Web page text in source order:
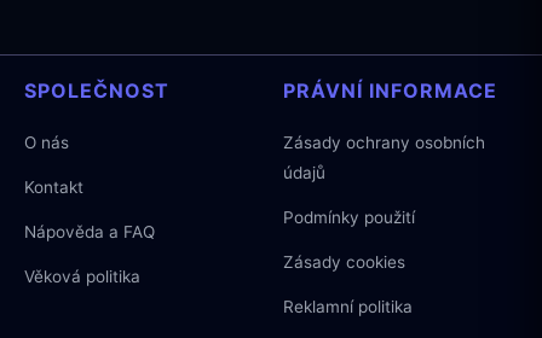
SPOLEČNOST
O nás
Kontakt
Nápověda a FAQ
Věková politika
PRÁVNÍ INFORMACE
Zásady ochrany osobních
údajů
Podmínky použití
Zásady cookies
Reklamní politika